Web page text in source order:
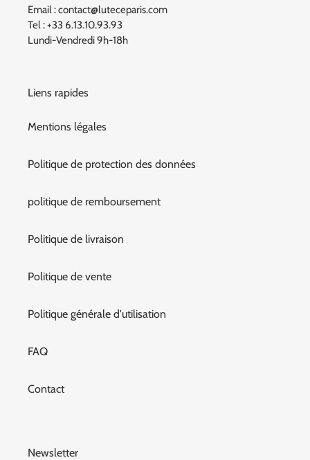
Email : contact@luteceparis.com
Tel : +33 6.13.10.93.93
Lundi-Vendredi 9h-18h
Liens rapides
Mentions légales
Politique de protection des données
politique de remboursement
Politique de livraison
Politique de vente
Politique générale d'utilisation
FAQ
Contact
Newsletter